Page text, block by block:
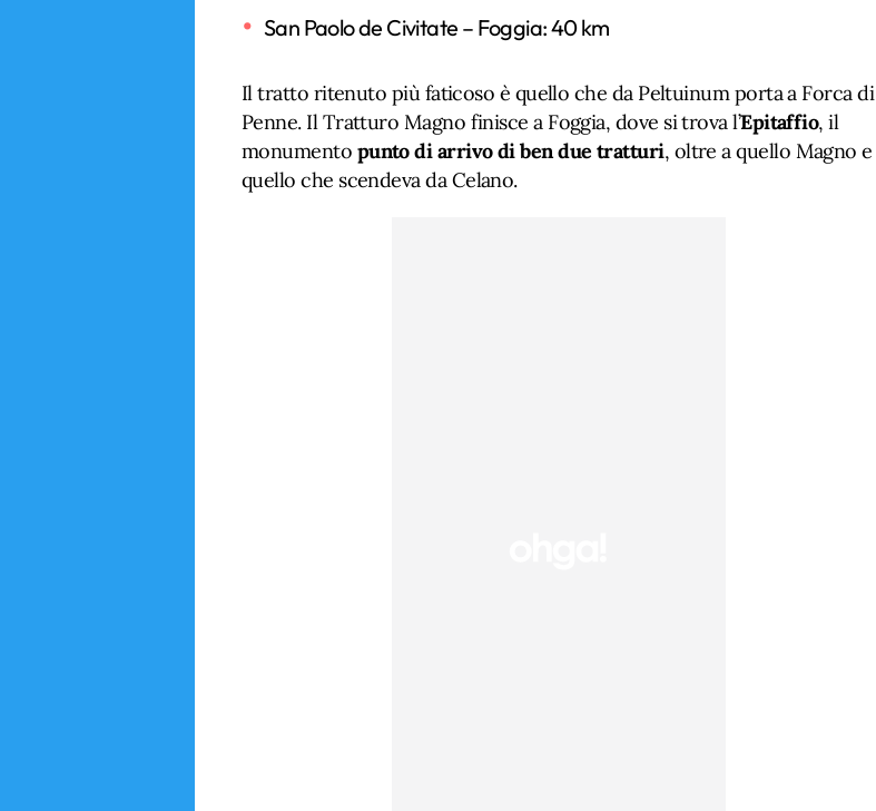
San Paolo de Civitate – Foggia: 40 km
Il tratto ritenuto più faticoso è quello che da Peltuinum porta a Forca di
Penne. Il Tratturo Magno finisce a Foggia, dove si trova l’Epitaffio, il
monumento punto di arrivo di ben due tratturi, oltre a quello Magno e
quello che scendeva da Celano.